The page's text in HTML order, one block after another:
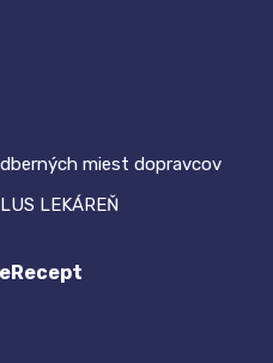
miest dopravcov
LEKÁREŇ